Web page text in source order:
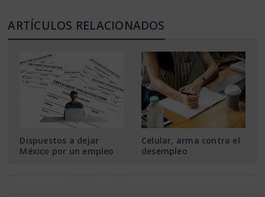
ARTÍCULOS RELACIONADOS
Dispuestos a dejar
México por un empleo
Celular, arma contra el
desempleo